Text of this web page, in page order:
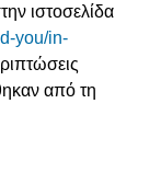
ιστοσελίδα
you/in-
από τη